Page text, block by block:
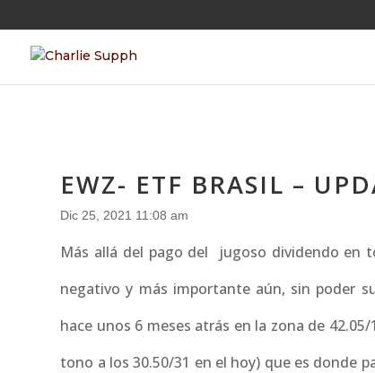
EWZ- ETF BRASIL –
Dic 25, 2021 11:08 am
Más allá del pago del jugoso dividendo en
negativo y más importante aún, sin poder
hace unos 6 meses atrás en la zona de
tono a los 30.50/31 en el hoy) que es donde